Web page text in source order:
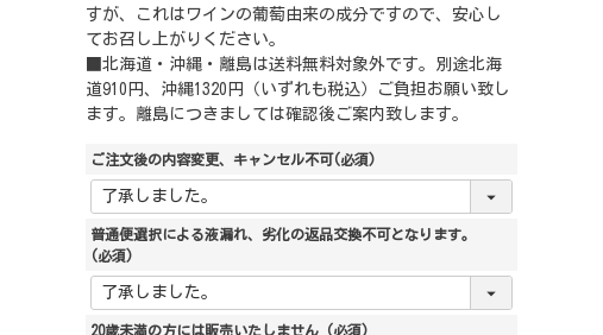
すが、これはワインの葡萄由来の成分ですので、安心し
てお召し上がりください。
■北海道・沖縄・離島は送料無料対象外です。別途北海
道910円、沖縄1320円（いずれも税込）ご負担お願い致し
ます。離島につきましては確認後ご案内致します。
ご注文後の内容変更、キャンセル不可 (必須)
普通便選択による液漏れ、劣化の返品交換不可となります。
(必須)
20歳未満の方には販売いたしません (必須)